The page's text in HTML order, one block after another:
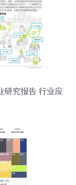
研究报告 行业应